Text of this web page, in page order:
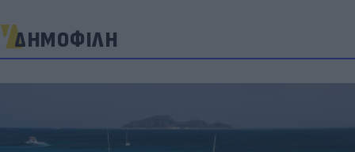
ΔΗΜΟΦΙΛΗ